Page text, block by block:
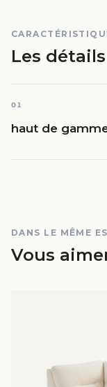
Les
01
haut de
DANS LE MÊME
Vous